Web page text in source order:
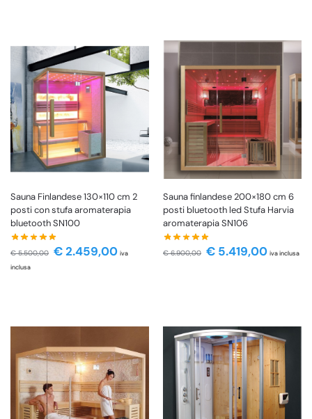
Sauna Finlandese 130×110 cm 2
posti con stufa aromaterapia
bluetooth SN100
€5.500,00 €2.459,00 iva
inclusa
Sauna finlandese 200×180 cm 6
posti bluetooth led Stufa Harvia
aromaterapia SN106
€6.900,00 € 5.419,00 iva inclusa